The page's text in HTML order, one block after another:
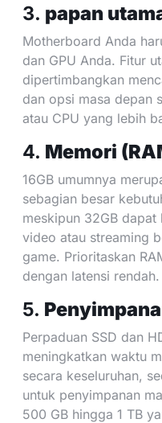
3. papan
Motherboard Anda
dan GPU Anda. Fitur
dipertimbangkan
dan opsi masa depan
atau CPU yang lebih
4. Memori
16GB umumnya
sebagian besar
meskipun 32GB
video atau streaming
game. Prioritaskan
dengan latensi rendah.
5.
Perpaduan SSD dan
meningkatkan waktu
secara keseluruhan,
untuk penyimpanan
500 GB hingga 1 TB